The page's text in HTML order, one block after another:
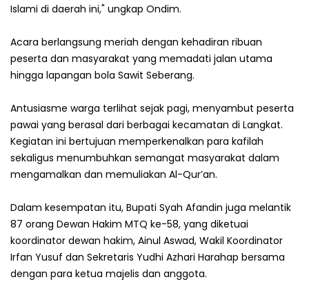
Islami di daerah ini," ungkap Ondim.
Acara berlangsung meriah dengan kehadiran ribuan
peserta dan masyarakat yang memadati jalan utama
hingga lapangan bola Sawit Seberang.
Antusiasme warga terlihat sejak pagi, menyambut peserta
pawai yang berasal dari berbagai kecamatan di Langkat.
Kegiatan ini bertujuan memperkenalkan para kafilah
sekaligus menumbuhkan semangat masyarakat dalam
mengamalkan dan memuliakan Al-Qur’an.
Dalam kesempatan itu, Bupati Syah Afandin juga melantik
87 orang Dewan Hakim MTQ ke-58, yang diketuai
koordinator dewan hakim, Ainul Aswad, Wakil Koordinator
Irfan Yusuf dan Sekretaris Yudhi Azhari Harahap bersama
dengan para ketua majelis dan anggota.